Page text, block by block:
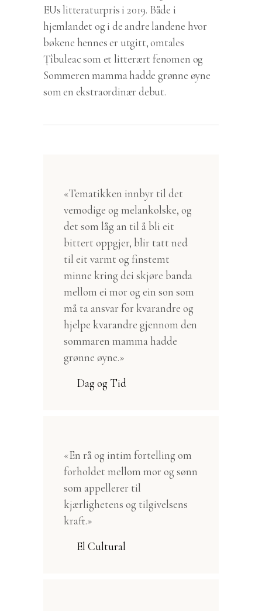
EUs litteraturpris i 2019. Både i
hjemlandet og i de andre landene hvor
bøkene hennes er utgitt, omtales
Țîbuleac som et litterært fenomen og
Sommeren mamma hadde grønne øyne
som en ekstraordinær debut.
«Tematikken innbyr til det
vemodige og melankolske, og
det som låg an til å bli eit
bittert oppgjer, blir tatt ned
til eit varmt og finstemt
minne kring dei skjøre banda
mellom ei mor og ein son som
må ta ansvar for kvarandre og
hjelpe kvarandre gjennom den
sommaren mamma hadde
grønne øyne.»
Dag og Tid
«En rå og intim fortelling om
forholdet mellom mor og sønn
som appellerer til
kjærlighetens og tilgivelsens
kraft.»
El Cultural